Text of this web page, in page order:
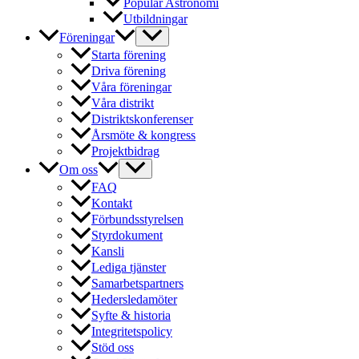
Utbildningar
Föreningar
Starta förening
Driva förening
Våra föreningar
Våra distrikt
Distriktskonferenser
Årsmöte & kongress
Projektbidrag
Om oss
FAQ
Kontakt
Förbundsstyrelsen
Styrdokument
Kansli
Lediga tjänster
Samarbetspartners
Hedersledamöter
Syfte & historia
Integritetspolicy
Stöd oss